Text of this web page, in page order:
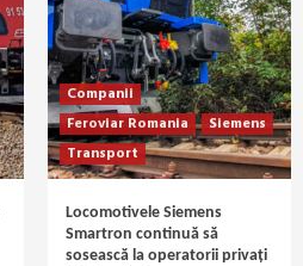
Companii
Feroviar Romania
Siemens
Transport
Locomotivele Siemens
Smartron continuă să
sosească la operatorii privați